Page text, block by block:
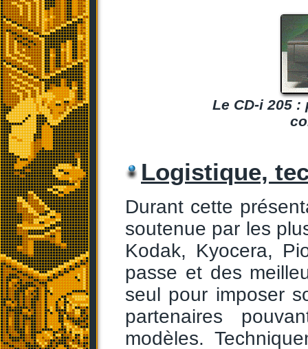
Le CD-i 205
Logistique,
Durant cette
soutenue par les
Kodak, Kyocera,
passe et des
seul pour imposer
partenaires
modèles.